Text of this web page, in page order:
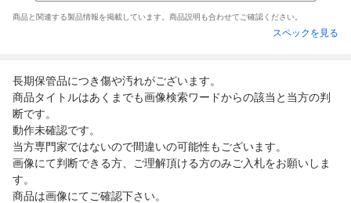
商品と関連する製品情報を掲載しています。商品説明も合わせてご確認ください。
スペックを見る
長期保管品につき傷や汚れがございます。
商品タイトルはあくまでも画像検索ワードからの該当と当方の判
断です。
動作未確認です。
当方専門家ではないので間違いの可能性もございます。
画像にて判断できる方、ご理解頂ける方のみご入札をお願いしま
す。
商品は画像にてご確認下さい。